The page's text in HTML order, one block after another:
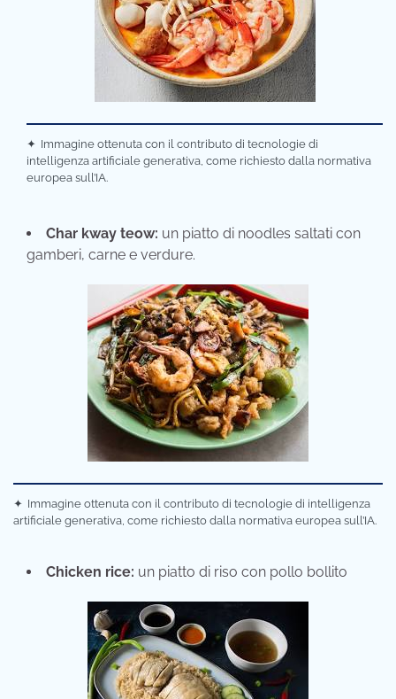
✦ Immagine ottenuta con il contributo di tecnologie di
intelligenza artificiale generativa, come richiesto dalla normativa
europea sull’IA.
Char kway teow: un piatto di noodles saltati con
gamberi, carne e verdure.
✦ Immagine ottenuta con il contributo di tecnologie di intelligenza
artificiale generativa, come richiesto dalla normativa europea sull’IA.
Chicken rice: un piatto di riso con pollo bollito